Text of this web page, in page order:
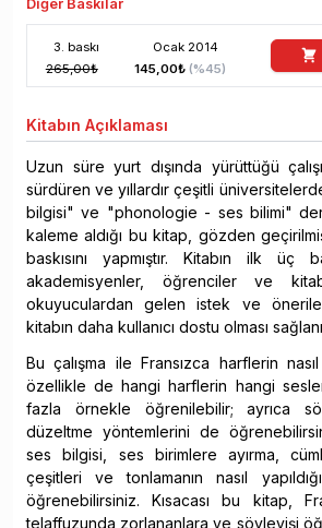
Diğer Baskılar
3. baskı Ocak 2014
265,00₺ 145,00₺ (%45)
Kitabın Açıklaması
Uzun süre yurt dışında yürüttüğü
sürdüren ve yıllardır çeşitli
bilgisi" ve "phonologie - ses bilimi"
kaleme aldığı bu kitap, gözden
baskısını yapmıştır. Kitabın ilk üç
akademisyenler, öğrenciler ve
okuyuculardan gelen istek ve
kitabın daha kullanıcı dostu olması
Bu çalışma ile Fransızca harflerin
özellikle de hangi harflerin hangi
fazla örnekle öğrenilebilir; ayrıca
düzeltme yöntemlerini de
ses bilgisi, ses birimlere ayırma,
çeşitleri ve tonlamanın nasıl
öğrenebilirsiniz. Kısacası bu kitap,
telaffuzunda zorlananlara ve söyleyişi